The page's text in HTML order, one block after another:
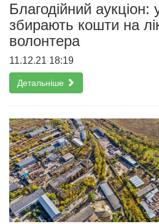
Благодійний аукціон:
збирають кошти на
волонтера
11.12.21 18:19
Детальніше